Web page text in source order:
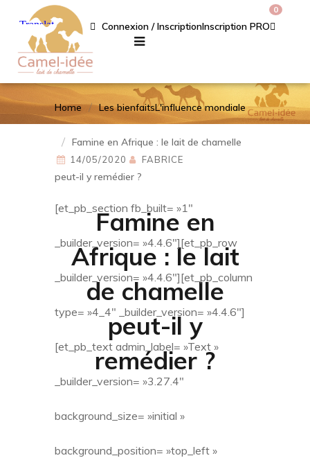
Connexion / InscriptionInscription PRO
0
Home Les bienfaitsL'influence mondiale
Famine en Afrique : le lait de chamelle
peut-il y remédier ?
Famine en
Afrique : le lait
de chamelle
peut-il y
remédier ?
14/05/2020 FABRICE
[et_pb_section fb_built= »1″
_builder_version= »4.4.6″][et_pb_row
_builder_version= »4.4.6″][et_pb_column
type= »4_4″ _builder_version= »4.4.6″]
[et_pb_text admin_label= »Text »
_builder_version= »3.27.4″
background_size= »initial »
background_position= »top_left »